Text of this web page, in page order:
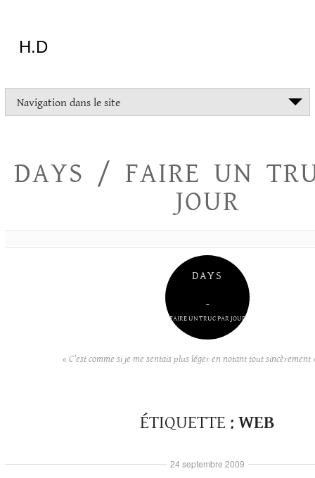
H.D
tout
essayer
Navigation dans le site
DAYS / FAIRE UN
JOUR
DAYS
–
FAIRE UN TRUC PAR JOUR
« C’est comme si je me sentais plus léger en notant tout sincèrement
ÉTIQUETTE : WEB
24 septembre 2009